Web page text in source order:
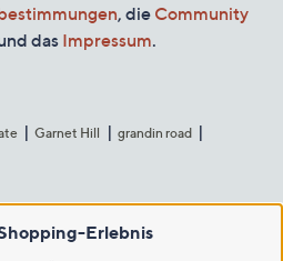
, die Community
das Impressum.
Garnet Hill
grandin road
Erlebnis